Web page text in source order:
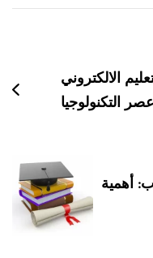
الالكتروني
التكنولوجيا
أهمية